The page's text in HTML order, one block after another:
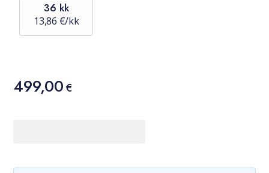
36 kk
13,86 €/kk
Hinta
499,00 €
499,00€